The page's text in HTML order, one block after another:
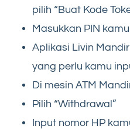
pilih “Buat Kode
Masukkan PIN
Aplikasi Livin
yang perlu kamu
Di mesin ATM
Pilih “Withdrawal”
Input nomor HP